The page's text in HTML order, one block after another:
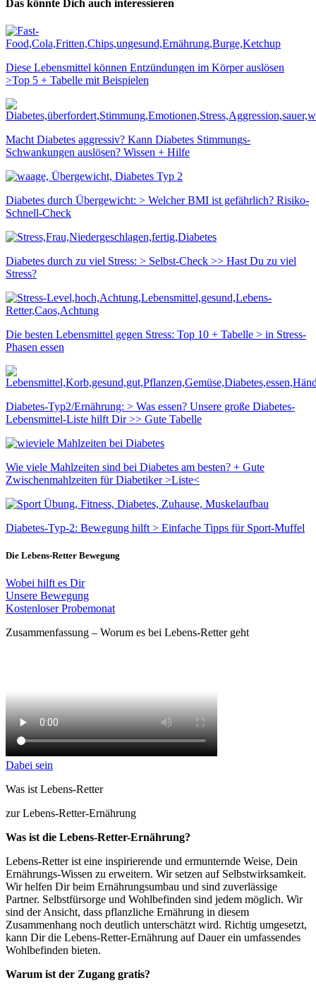
Das könnte Dich auch interessieren
Diese Lebensmittel können Entzündungen im Körper auslösen
>Top 5 + Tabelle mit Beispielen
Macht Diabetes aggressiv? Kann Diabetes Stimmungs-
Schwankungen auslösen? Wissen + Hilfe
Diabetes durch Übergewicht: > Welcher BMI ist gefährlich? Risiko-
Schnell-Check
Diabetes durch zu viel Stress: > Selbst-Check >> Hast Du zu viel
Stress?
Die besten Lebensmittel gegen Stress: Top 10 + Tabelle > in Stress-
Phasen essen
Diabetes-Typ2/Ernährung: > Was essen? Unsere große Diabetes-
Lebensmittel-Liste hilft Dir >> Gute Tabelle
Wie viele Mahlzeiten sind bei Diabetes am besten? + Gute
Zwischenmahlzeiten für Diabetiker >Liste<
Diabetes-Typ-2: Bewegung hilft > Einfache Tipps für Sport-Muffel
Die Lebens-Retter Bewegung
Wobei hilft es Dir
Unsere Bewegung
Kostenloser Probemonat
Zusammenfassung – Worum es bei Lebens-Retter geht
Dabei sein
Was ist Lebens-Retter
zur Lebens-Retter-Ernährung
Was ist die Lebens-Retter-Ernährung?
Lebens-Retter ist eine inspirierende und ermunternde Weise, Dein
Ernährungs-Wissen zu erweitern. Wir setzen auf Selbstwirksamkeit.
Wir helfen Dir beim Ernährungsumbau und sind zuverlässige
Partner. Selbstfürsorge und Wohlbefinden sind jedem möglich. Wir
sind der Ansicht, dass pflanzliche Ernährung in diesem
Zusammenhang noch deutlich unterschätzt wird. Richtig umgesetzt,
kann Dir die Lebens-Retter-Ernährung auf Dauer ein umfassendes
Wohlbefinden bieten.
Warum ist der Zugang gratis?